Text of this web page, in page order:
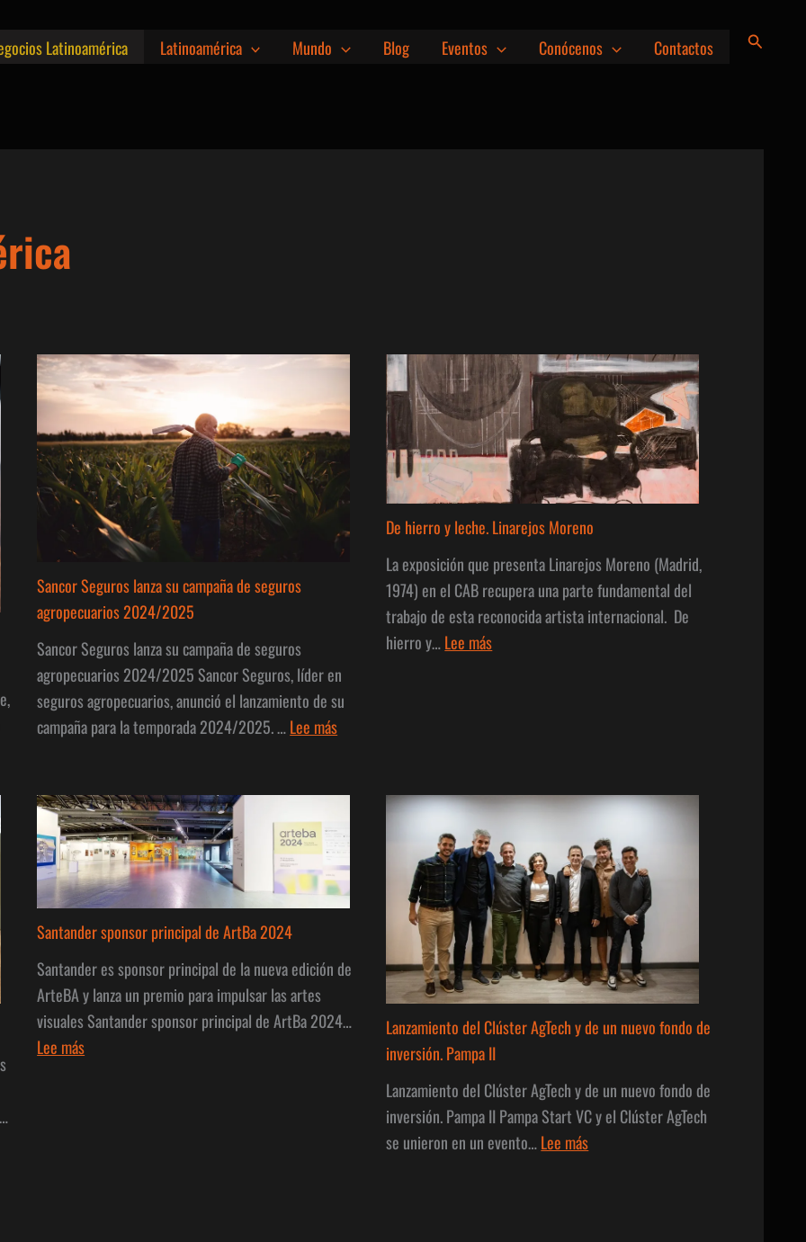
Latinoamérica Latinoamérica Mundo Blog Eventos Conócenos Contactos Buscar
Sancor Seguros lanza su campaña de seguros
agropecuarios 2024/2025
Sancor Seguros lanza su campaña de seguros
agropecuarios 2024/2025 Sancor Seguros, líder en
seguros agropecuarios, anunció el lanzamiento de su
campaña para la temporada 2024/2025. …Lee más:
su
campaña
de
seguros
agropecuarios
2024/2025
De hierro y leche. Linarejos Moreno
La exposición que presenta Linarejos Moreno (Madrid,
1974) en el CAB recupera una parte fundamental del
trabajo de esta reconocida artista internacional. De
hierro y…Lee más:
Moreno
Santander sponsor principal de ArtBa 2024
Santander es sponsor principal de la nueva edición de
ArteBA y lanza un premio para impulsar las artes
visuales Santander sponsor principal de ArtBa 2024…
Lee más:
Lanzamiento del Clúster AgTech y de un nuevo fondo de
inversión. Pampa II
Lanzamiento del Clúster AgTech y de un nuevo fondo de
inversión. Pampa II Pampa Start VC y el Clúster AgTech
se unieron en un evento…Lee más: